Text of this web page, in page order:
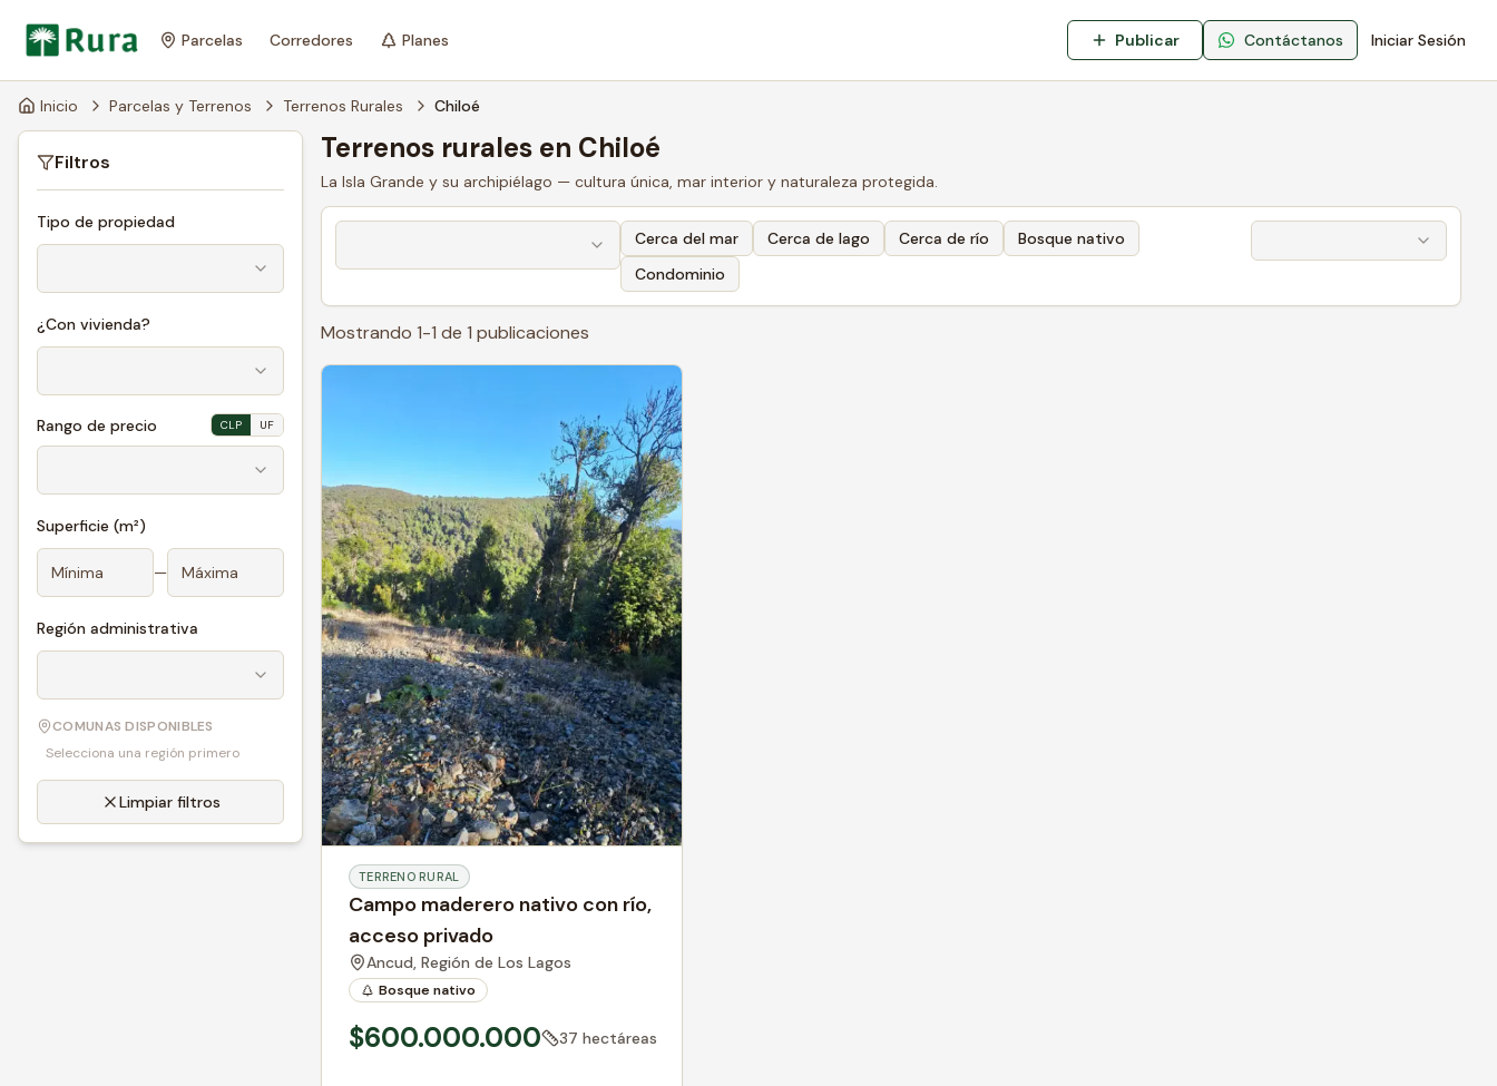
Parcelas Corredores Planes Publicar Contáctanos Iniciar Sesión
Inicio Parcelas y Terrenos Terrenos Rurales Chiloé
Filtros
Tipo de propiedad
¿Con vivienda?
Rango de precio CLP UF
Superficie (m²)
—
Región administrativa
COMUNAS DISPONIBLES
Selecciona una región primero
Limpiar filtros
Terrenos rurales en Chiloé
La Isla Grande y su archipiélago — cultura única, mar interior y naturaleza protegida.
Cerca del mar Cerca de lago Cerca de río
Bosque nativo
Condominio
Mostrando 1-1 de 1 publicaciones
TERRENO RURAL
Campo maderero nativo con río,
acceso privado
Ancud, Región de Los Lagos
Bosque nativo
$600.000.000 37 hectáreas